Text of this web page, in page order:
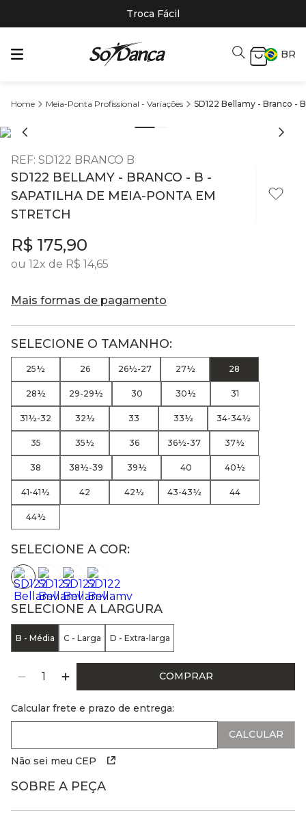
Troca Fácil
BR
Meia-Ponta Profissional - Variações SD122 Bellamy - Branco -
REF: SD122 BRANCO B
SD122 BELLAMY - BRANCO - B -
SAPATILHA DE MEIA-PONTA EM
STRETCH
R$ 175,90
ou 12x de R$ 14,65
Mais formas de pagamento
25½ 26 26½-27 27½ 28
28½ 29-29½ 30 30½ 31
31½-32 32½ 33 33½ 34-34½
35 35½ 36 36½-37 37½
38 38½-39 39½ 40 40½
41-41½ 42 42½ 43-43½ 44
44½
SELECIONE A COR:
SELECIONE A LARGURA
B - Média C - Larga D - Extra-larga
COMPRAR
Calcular frete e prazo de entrega:
Não sei meu CEP
SOBRE A PEÇA